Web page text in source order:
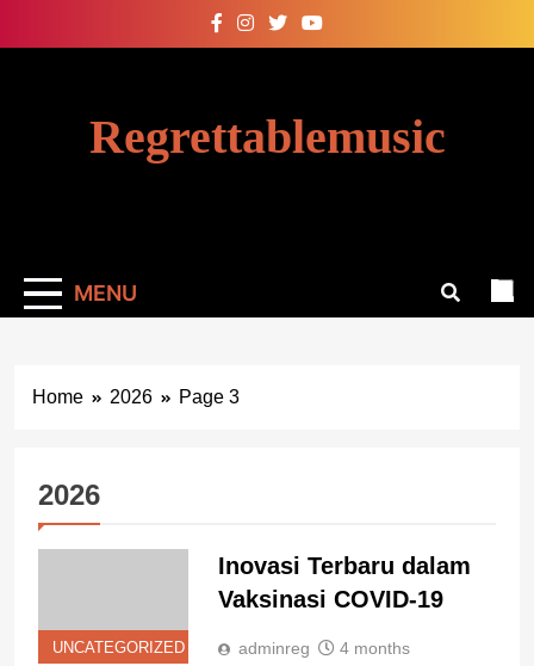
Regrettablemusic
MENU
Home 2026 Page 3
2026
UNCATEGORIZED
Inovasi Terbaru dalam
Vaksinasi COVID-19
adminreg
4 months